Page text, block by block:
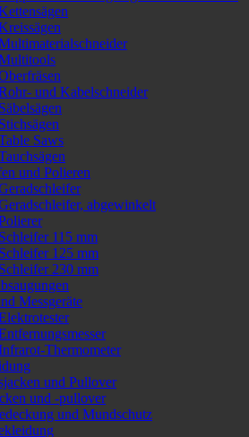
und Kabelschneider
Säbelsägen
Stichsägen
Saws
und Polieren
abgewinkelt
Schleifer 115 mm
Schleifer 125 mm
Schleifer 230 mm
Messgeräte
Thermometer
und Pullover
und -pullover
und Mundschutz